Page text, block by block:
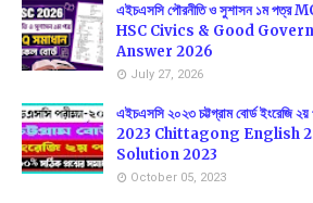
এইচএসসি পৌরনীতি ও সুশাসন ১ম পত্র
HSC Civics & Good
Answer 2026
July 27, 2026
এইচএসসি ২০২৩ চট্টগ্রাম বোর্ড ইংরেজি
2023 Chittagong English
Solution 2023
October 05, 2023